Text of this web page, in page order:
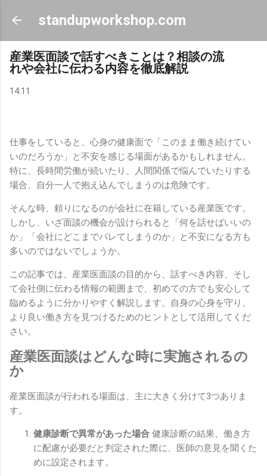
スキップしてメイン コンテンツに移動
standupworkshop.com
産業医面談で話すべきことは？相談の流
れや会社に伝わる内容を徹底解説
14:11
仕事をしていると、心身の健康面で「このまま働き続けてい
いのだろうか」と不安を感じる場面があるかもしれません。
特に、長時間労働が続いたり、人間関係で悩んでいたりする
場合、自分一人で抱え込んでしまうのは危険です。
そんな時、頼りになるのが会社に在籍している産業医です。
しかし、いざ面談の機会が設けられると「何を話せばいいの
か」「会社にどこまでバレてしまうのか」と不安になる方も
多いのではないでしょうか。
この記事では、産業医面談の目的から、話すべき内容、そし
て会社側に伝わる情報の範囲まで、初めての方でも安心して
臨めるように分かりやすく解説します。自身の心身を守り、
より良い働き方を見つけるためのヒントとして活用してくだ
さい。
産業医面談はどんな時に実施されるの
か
産業医面談が行われる場面は、主に大きく分けて3つありま
す。
健康診断で異常があった場合 健康診断の結果、働き方
に配慮が必要だと判定された際に、医師の意見を聞くた
めに設定されます。